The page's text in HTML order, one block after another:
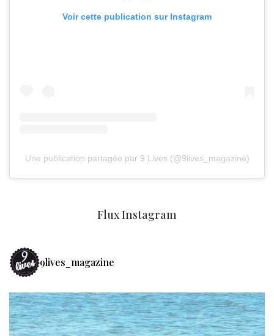
Voir cette publication sur Instagram
Une publication partagée par 9 Lives (@9lives_magazine)
Flux Instagram
9lives_magazine